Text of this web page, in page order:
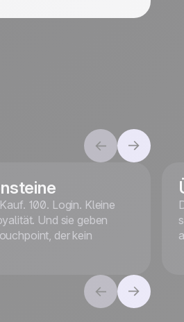
100. Login. Kleine
Und sie geben
der kein